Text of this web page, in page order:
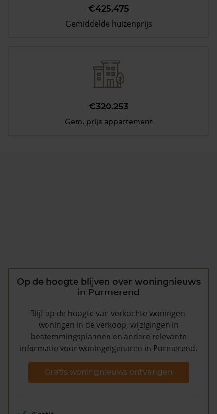
€425.475
Gemiddelde huizenprijs
€320.253
Gem. prijs appartement
Op de hoogte blijven over woningnieuws
in Purmerend
Blijf op de hoogte van verkochte woningen,
woningen in de verkoop, wijzigingen in
bestemmingsplannen en andere relevante
informatie voor woningeigenaren in Purmerend.
Gratis woningnieuws ontvangen